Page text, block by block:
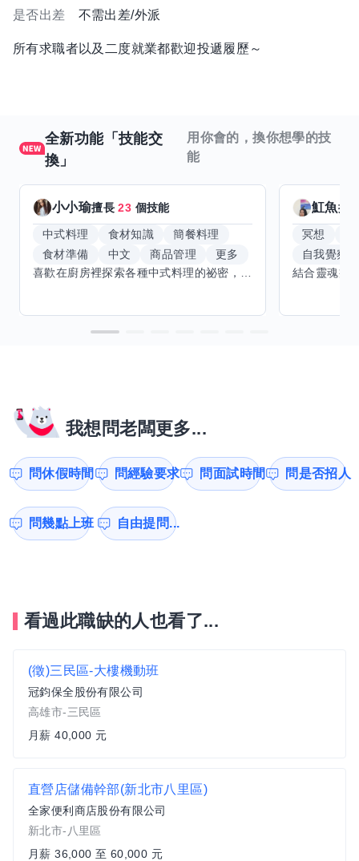
是否出差 不需出差/外派
所有求職者以及二度就業都歡迎投遞履歷～
全新功能「技能交
換」
用你會的，換你想學的技
能
小小瑜擅長23 個技能
中式料理 食材知識
簡餐料理
食材準備
中文 商品管理
更多
魟魚擅
冥想
自我覺察
我想問老闆更多...
問休假時間 問經驗要求 問面試時間 問是否招人
問幾點上班 自由提問...
看過此職缺的人也看了...
(徵)三民區-大樓機動班
冠鈞保全股份有限公司
高雄市-三民區
月薪 40,000 元
直營店儲備幹部(新北市八里區)
全家便利商店股份有限公司
新北市-八里區
月薪 36,000 至 60,000 元